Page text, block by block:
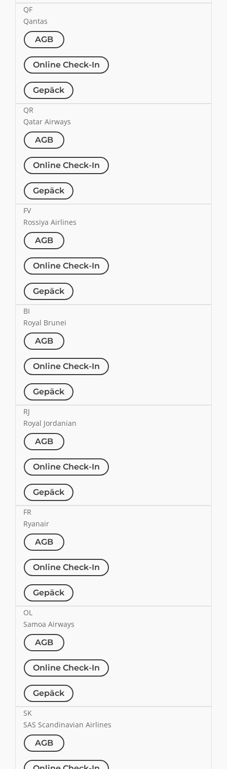
QF
Qantas
AGB
Online Check-In
Gepäck
QR
Qatar Airways
AGB
Online Check-In
Gepäck
FV
Rossiya Airlines
AGB
Online Check-In
Gepäck
BI
Royal Brunei
AGB
Online Check-In
Gepäck
RJ
Royal Jordanian
AGB
Online Check-In
Gepäck
FR
Ryanair
AGB
Online Check-In
Gepäck
OL
Samoa Airways
AGB
Online Check-In
Gepäck
SK
SAS Scandinavian Airlines
AGB